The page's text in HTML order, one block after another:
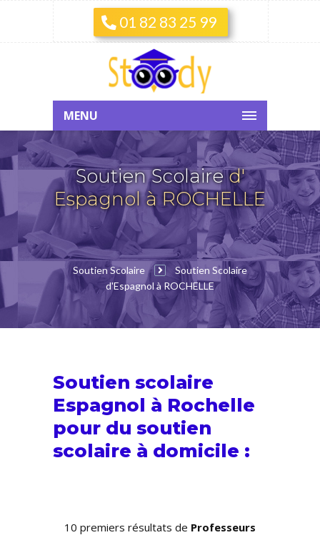
01 82 83 25 99
MENU
Soutien Scolaired'
Espagnol à ROCHELLE
Soutien Scolaire
Soutien Scolaire
d'Espagnol à ROCHELLE
Soutien scolaire
Espagnol à Rochelle
pour du soutien
scolaire à domicile :
10 premiers résultats de Professeurs